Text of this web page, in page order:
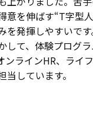
意を伸ばす“T字型
を発揮しやすいで
して、体験プログ
ラインHR、ライ
しています。